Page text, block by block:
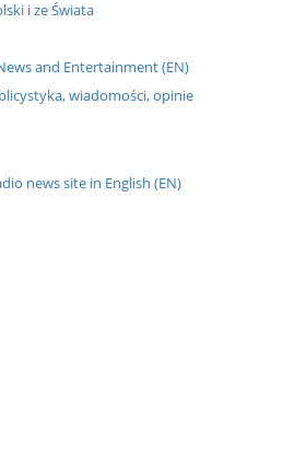
i ze Świata
and Entertainment (EN)
wiadomości, opinie
news site in English (EN)